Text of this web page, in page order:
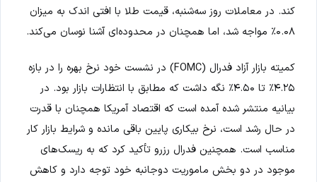
کند. در معاملات روز سه‌شنبه، قیمت طلا با افتی اندک به میزان
۰.۰۸٪ مواجه شد، اما همچنان در محدوده‌ای آشنا نوسان می‌کند.
کمیته بازار آزاد فدرال (FOMC) در نشست خود نرخ بهره را در بازه
۴.۲۵٪ تا ۴.۵۰٪ نگه داشت که مطابق با انتظارات بازار بود. در
بیانیه منتشر شده آمده است که اقتصاد آمریکا همچنان با قدرت
در حال رشد است، نرخ بیکاری پایین باقی مانده و شرایط بازار کار
مناسب است. همچنین فدرال رزرو تأکید کرد که به ریسک‌های
موجود در دو بخش ماموریت دوجانبه خود توجه دارد و کاهش